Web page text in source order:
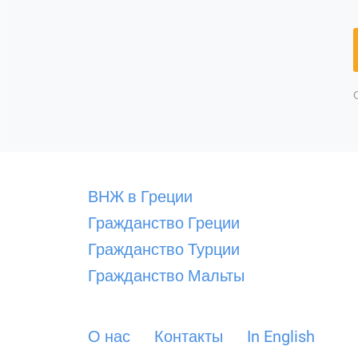
ВНЖ в Греции
Гражданство Греции
Гражданство Турции
Гражданство Мальты
О нас Контакты In English